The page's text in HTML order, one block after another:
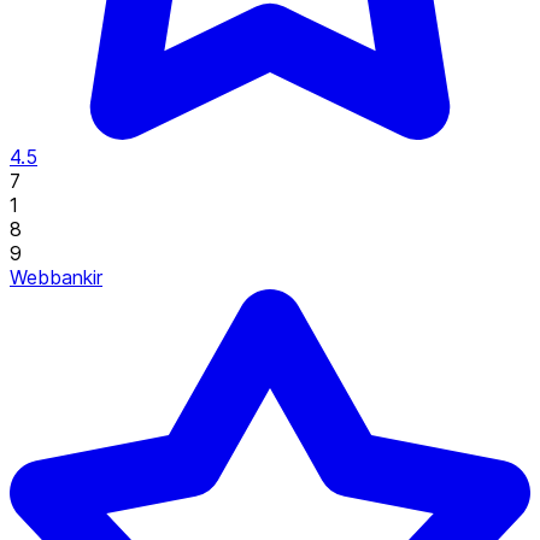
4.5
7
1
8
9
Webbankir